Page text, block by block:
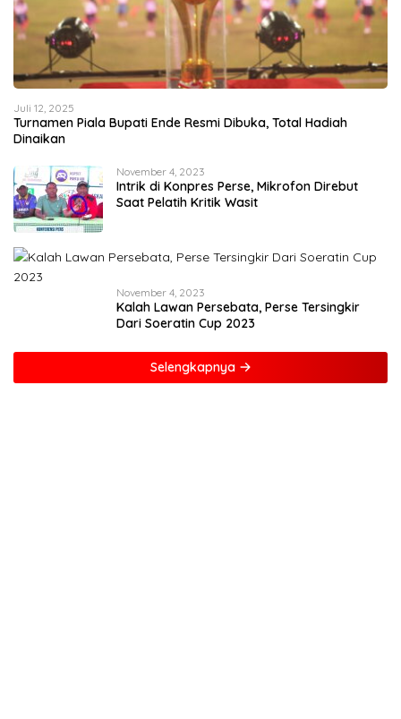
Juli 12, 2025
Turnamen Piala Bupati Ende Resmi Dibuka, Total Hadiah
Dinaikan
November 4, 2023
Intrik di Konpres Perse, Mikrofon Direbut
Saat Pelatih Kritik Wasit
November 4, 2023
Kalah Lawan Persebata, Perse Tersingkir
Dari Soeratin Cup 2023
Selengkapnya